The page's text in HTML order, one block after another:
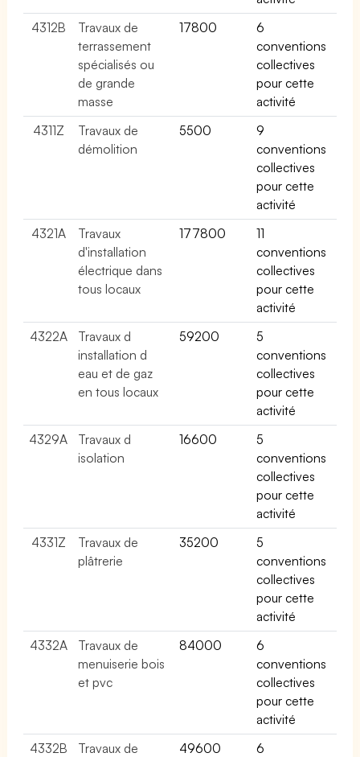
4312B
Travaux de
terrassement
spécialisés ou
de grande
masse
17800
6
conventions
collectives
pour cette
activité
4311Z
Travaux de
démolition
5500
9
conventions
collectives
pour cette
activité
4321A
Travaux
d'installation
électrique dans
tous locaux
177800
11
conventions
collectives
pour cette
activité
4322A
Travaux d
installation d
eau et de gaz
en tous locaux
59200
5
conventions
collectives
pour cette
activité
4329A
Travaux d
isolation
16600
5
conventions
collectives
pour cette
activité
4331Z
Travaux de
plâtrerie
35200
5
conventions
collectives
pour cette
activité
4332A
Travaux de
menuiserie bois
et pvc
84000
6
conventions
collectives
pour cette
activité
4332B
Travaux de
49600
6